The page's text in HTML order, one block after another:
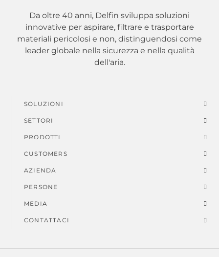
Da oltre 40 anni, Delfin sviluppa soluzioni
innovative per aspirare, filtrare e trasportare
materiali pericolosi e non, distinguendosi come
leader globale nella sicurezza e nella qualità
dell'aria.
Menu
di
piè
di
pagina
SOLUZIONI
SETTORI
PRODOTTI
CUSTOMERS
AZIENDA
PERSONE
MEDIA
CONTATTACI